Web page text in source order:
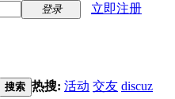
登录
立即注册
搜索 热搜: 活动 交友 discuz